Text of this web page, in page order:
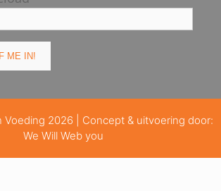
2026 | Concept & uitvoering door:
We Will Web you